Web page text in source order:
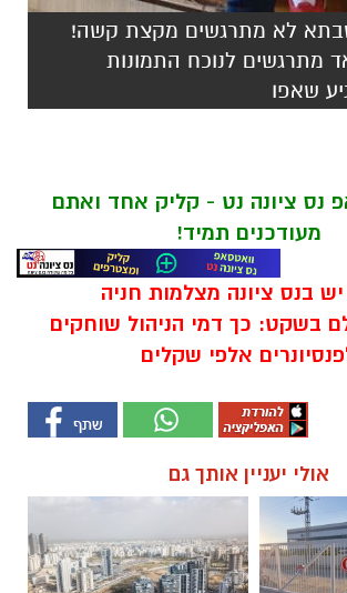
לא מתרגשים מקצת קשה!
מתרגשים לנוכח התמונות
שאפו
נס ציונה נט - קליק אחד ואתם
מעודכנים תמיד!
בנס ציונה מצלמות חניה
בשקט: כך דמי הניהול שוחקים
אלפי שקלים
אולי יעניין אותך גם